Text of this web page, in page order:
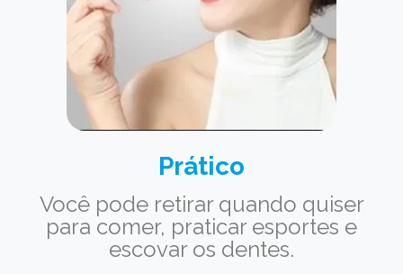
Prático
Você pode retirar quando quiser
para comer, praticar esportes e
escovar os dentes.